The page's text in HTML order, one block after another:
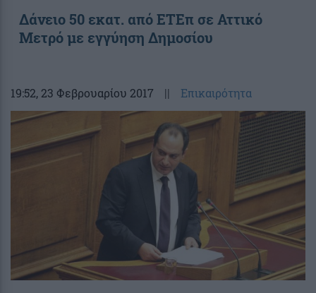
Δάνειο 50 εκατ. από ΕΤΕπ σε Αττικό
Μετρό με εγγύηση Δημοσίου
19:52, 23 Φεβρουαρίου 2017 || Επικαιρότητα